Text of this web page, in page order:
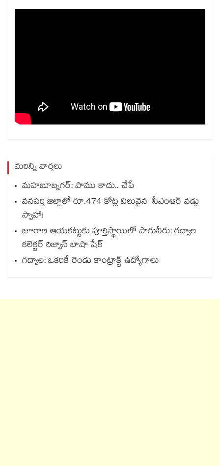
మరిన్ని వార్తలు
మహబూబ్నగర్: పాము కాదు.. చేపే
వనపర్తి జిల్లాలో రూ.474 కోట్ల విలువైన సీఎంఆర్ వడ్లు
స్వాహా!
జూరాల ఆయకట్టుకు పూర్తిస్థాయిలో సాగునీరు: గద్వాల
కలెక్టర్ రిజ్వాన్ భాషా షేక్
గద్వాల: ఒకరికే రెండు కాంట్రాక్ట్ ఉద్యోగాలు